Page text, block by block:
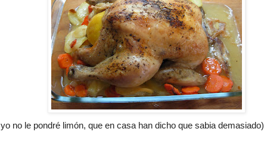
yo no le pondré limón, que en casa han dicho que sabia demasiado)